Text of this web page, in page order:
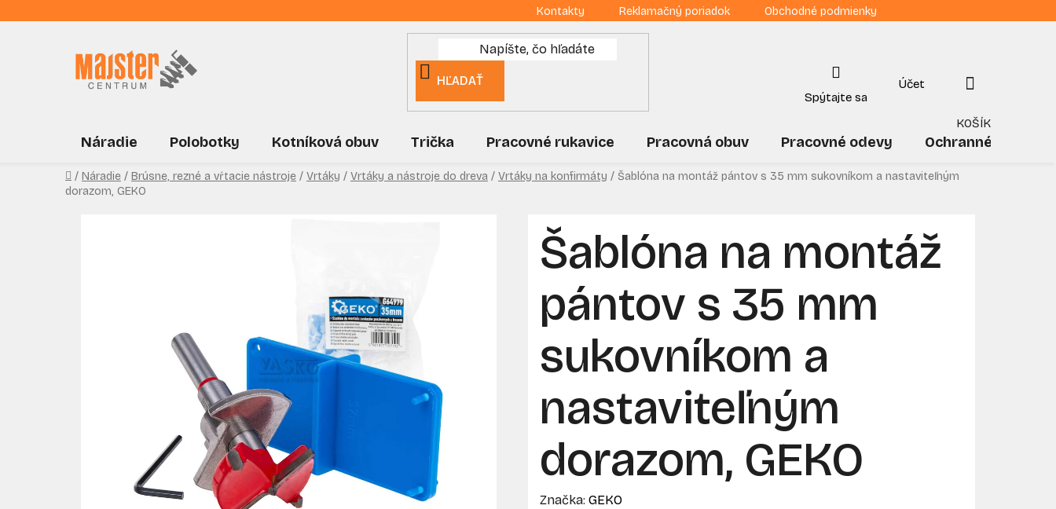
na
Kontakty Reklamačný poriadok Obchodné podmienky
HĽADAŤ
NÁKUPNÝ
KOŠÍK
Náradie Polobotky Kotníková obuv Trička Pracovné rukavice Pracovná obuv Pracovné odevy Ochranné
Domov
/ Náradie / Brúsne, rezné a vŕtacie nástroje / Vrtáky / Vrtáky a nástroje do dreva / Vrtáky na konfirmáty / Šablóna na montáž pántov s 35 mm sukovníkom a nastaviteľným
dorazom, GEKO
Šablóna na montáž
pántov s 35 mm
sukovníkom a
nastaviteľným
dorazom, GEKO
Značka: GEKO